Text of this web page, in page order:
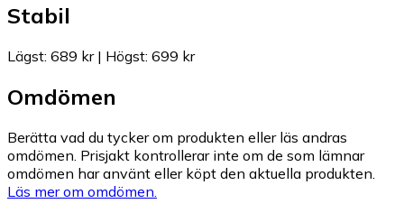
Stabil
Lägst: 689 kr| Högst: 699 kr
Omdömen
Berätta vad du tycker om produkten eller läs andras
omdömen. Prisjakt kontrollerar inte om de som lämnar
omdömen har använt eller köpt den aktuella produkten.
Läs mer om omdömen.